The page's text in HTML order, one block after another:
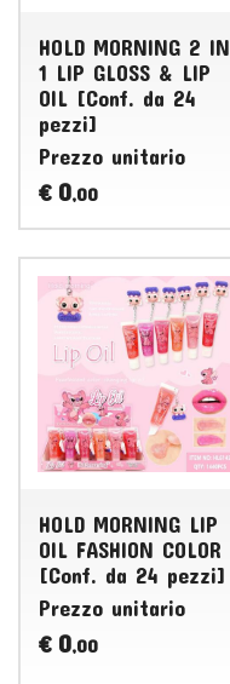
HOLD MORNING 2 IN
1 LIP GLOSS & LIP
OIL [Conf. da 24
pezzi]
Prezzo unitario
€ 0,00
HOLD MORNING LIP
OIL FASHION COLOR
[Conf. da 24 pezzi]
Prezzo unitario
€ 0,00